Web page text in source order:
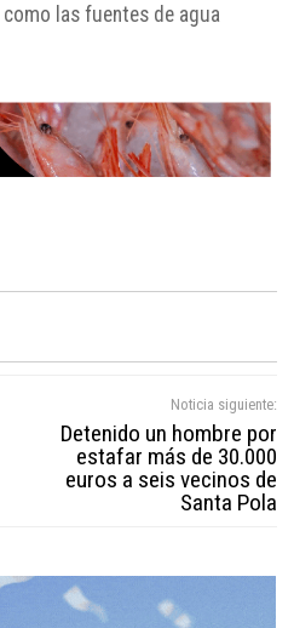
las fuentes de agua
Noticia siguiente:
Detenido un hombre por
estafar más de 30.000
euros a seis vecinos de
Santa Pola